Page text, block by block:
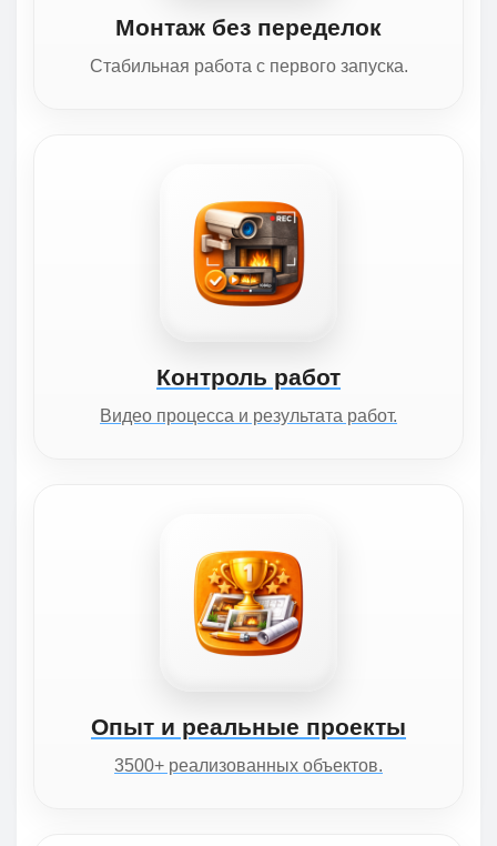
Монтаж без переделок
Стабильная работа с первого запуска.
Контроль работ
Видео процесса и результата работ.
Опыт и реальные проекты
3500+ реализованных объектов.